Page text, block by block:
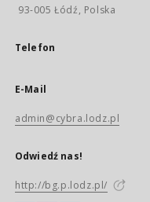
93-005 Łódź, Polska
Telefon
E-Mail
admin@cybra.lodz.pl
Odwiedź nas!
http://bg.p.lodz.pl/